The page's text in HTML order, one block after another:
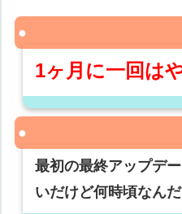
1ヶ月に一回は
最初の最終アップデ
いだけど何時頃なん